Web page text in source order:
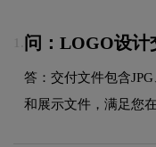
问：LOGO设计
答：交付文件包含
和展示文件，满足您